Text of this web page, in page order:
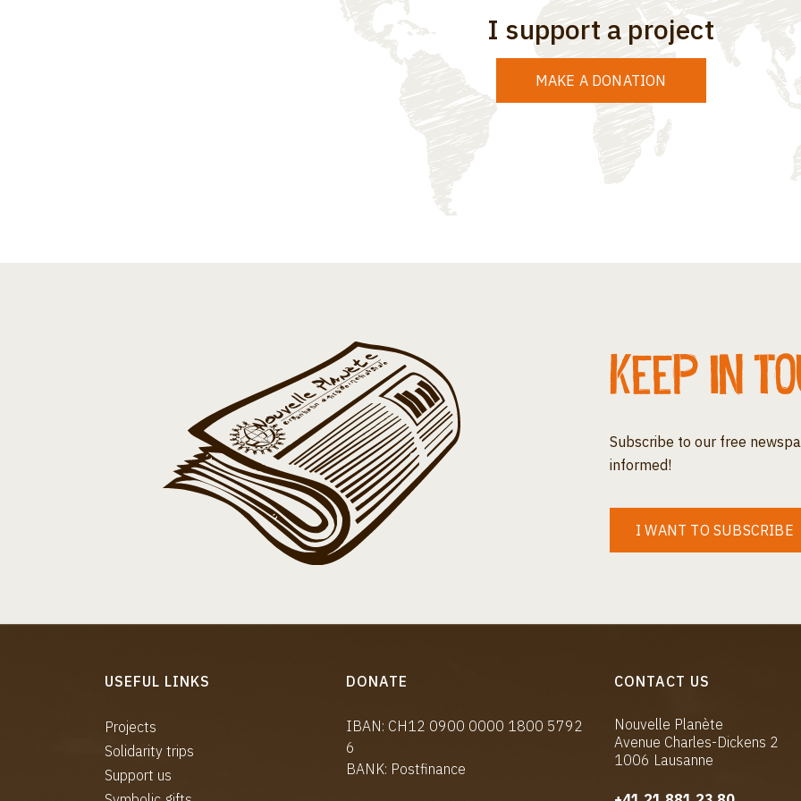
I support a project
MAKE A DONATION
Keep in
Subscribe to our free
informed!
I WANT TO SUBSCRIBE
USEFUL LINKS
Projects
Solidarity trips
Support us
DONATE
IBAN: CH12 0900 0000 1800 5792
6
BANK: Postfinance
CONTACT US
Nouvelle Planète
Avenue Charles-Dickens 2
1006 Lausanne